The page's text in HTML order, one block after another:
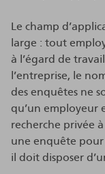
Le champ
large : tout
à l’égard de
l’entreprise, le
des enquêtes ne
qu’un employeur
recherche privée
une enquête pour
il doit disposer